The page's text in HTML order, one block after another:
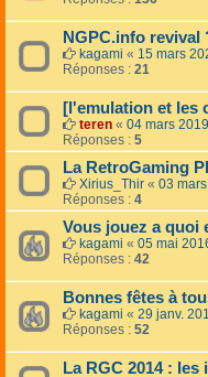
NGPC.info revival
kagami « 15 mars
Réponses : 21
[l'emulation et les
teren « 04 mars
Réponses : 5
La RetroGaming
Xirius_Thir « 03
Réponses : 4
Vous jouez a quoi
kagami « 05 mai
Réponses : 42
Bonnes fêtes à
kagami « 29 janv.
Réponses : 52
La RGC 2014 :